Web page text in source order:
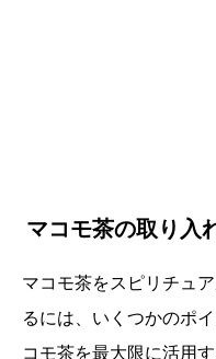
マコモ茶の取り入
マコモ茶をスピリチュ
るには、いくつかのポ
コモ茶を最大限に活用
誕生日ランキング 金運神社